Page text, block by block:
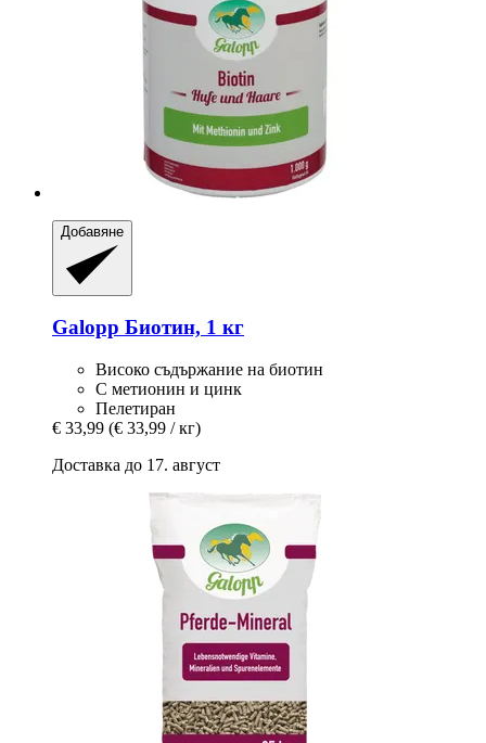
Добавяне
Galopp Биотин, 1 кг
Високо съдържание на биотин
С метионин и цинк
Пелетиран
€ 33,99 (€ 33,99 / кг)
Доставка до 17. август